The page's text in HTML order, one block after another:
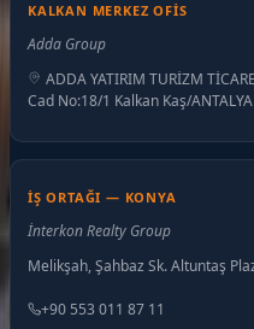
KALKAN MERKEZ OFIS
Adda Group
ADDA YATIRIM TURİZM
Cad No:18/1 Kalkan Kaş/ANTALYA
İŞ ORTAĞI — KONYA
İnterkon Realty Group
Melikşah, Şahbaz Sk. Altuntaş
+90 553 011 87 11